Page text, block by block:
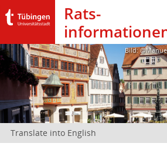
Rats­
Bild:
Translate into English